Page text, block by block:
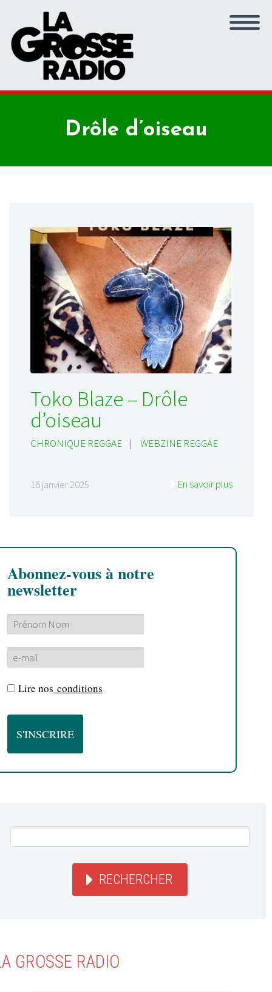
Drôle d’oiseau
Toko Blaze – Drôle
d’oiseau
CHRONIQUE REGGAE | WEBZINE REGGAE
16 janvier 2025 En savoir plus
Abonnez-vous à notre
newsletter
Lire nos conditions
RECHERCHER
GROSSE RADIO